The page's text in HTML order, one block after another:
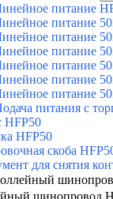
питание
питание
питание
питание
питание
питание
питание
питания с
HFP50
HFP50
скоба
для снятия
шинопровод